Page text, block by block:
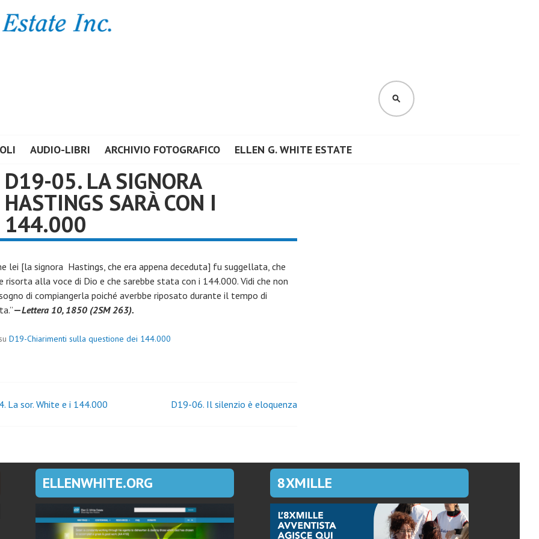
CERCA
AUDIO-LIBRI ARCHIVIO FOTOGRAFICO ELLEN G. WHITE ESTATE
D19-05. LA SIGNORA
HASTINGS SARÀ CON I
144.000
lei [la signora Hastings, che era appena deceduta] fu suggellata, che
risorta alla voce di Dio e che sarebbe stata con i 144.000. Vidi che non
di compiangerla poiché averbbe riposato durante il tempo di
—Lettera 10, 1850 (2SM 263).
D19-Chiarimenti sulla questione dei 144.000
La sor. White e i 144.000 D19-06. Il silenzio è eloquenza
ELLENWHITE.ORG 8XMILLE